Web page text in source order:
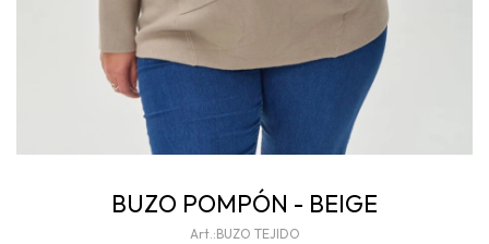
BUZO POMPÓN - BEIGE
BUZO TEJIDO